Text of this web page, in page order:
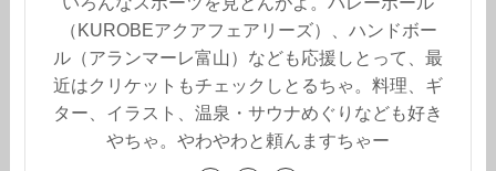
（KUROBEアクアフェアリーズ）、ハンドボー
ル（アランマーレ富山）なども応援しとって、最
近はクリケットもチェックしとるちゃ。料理、ギ
ター、イラスト、温泉・サウナめぐりなども好き
やちゃ。やわやわと頼んますちゃー